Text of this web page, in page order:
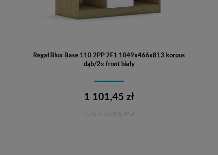
Regał Blox Base 110 2PP 2F1 1049x466x813 korpus
dąb/2x front biały
1 101,45 zł
895,49 zł